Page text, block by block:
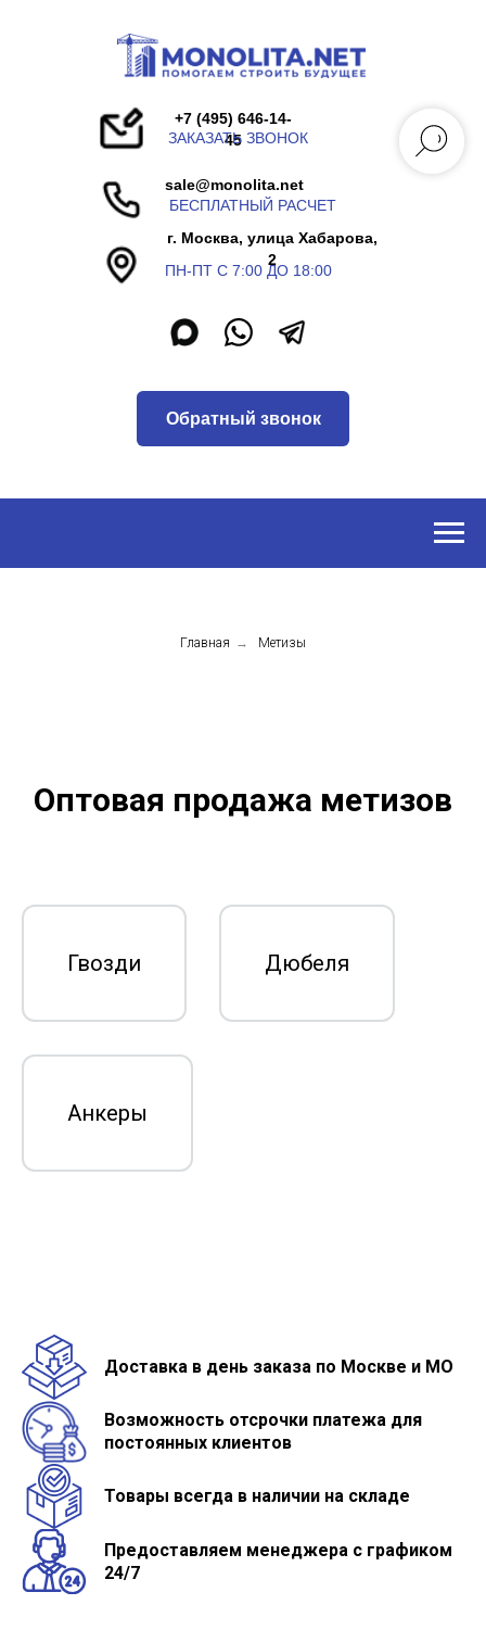
г. Москва, улица Хабарова,
ПН-ПТ С 7:00 ДО 18:00
45
ЗАКАЗАТЬ ЗВОНОК
БЕСПЛАТНЫЙ РАСЧЕТ
Главная → Метизы
Оптовая продажа метизов
Гвозди Дюбеля
Анкеры
Доставка в день заказа по Москве и МО
Возможность отсрочки платежа для
постоянных клиентов
Товары всегда в наличии на складе
Предоставляем менеджера с графиком
24/7